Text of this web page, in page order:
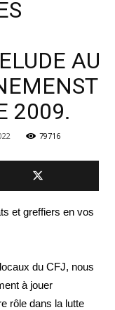
AU
2009.
79716
et greffiers en vos
du CFJ, nous
à jouer
rôle dans la lutte